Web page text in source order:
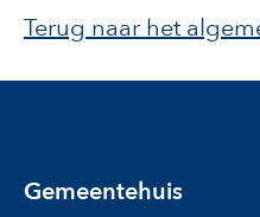
Terug naar het
Gemeentehuis